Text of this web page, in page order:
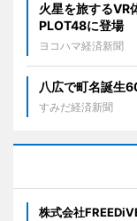
火星を旅する
PLOT48に登場
ヨコハマ経済新聞
八広で町名誕生
すみだ経済新聞
株式会社